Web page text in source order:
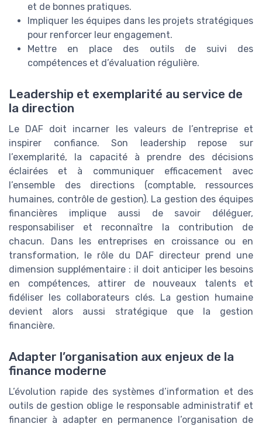
et de bonnes pratiques.
Impliquer les équipes dans les projets stratégiques
pour renforcer leur engagement.
Mettre en place des outils de suivi des
compétences et d’évaluation régulière.
Leadership et exemplarité au service de
la direction
Le DAF doit incarner les valeurs de l’entreprise et
inspirer confiance. Son leadership repose sur
l’exemplarité, la capacité à prendre des décisions
éclairées et à communiquer efficacement avec
l’ensemble des directions (comptable, ressources
humaines, contrôle de gestion). La gestion des équipes
financières implique aussi de savoir déléguer,
responsabiliser et reconnaître la contribution de
chacun. Dans les entreprises en croissance ou en
transformation, le rôle du DAF directeur prend une
dimension supplémentaire : il doit anticiper les besoins
en compétences, attirer de nouveaux talents et
fidéliser les collaborateurs clés. La gestion humaine
devient alors aussi stratégique que la gestion
financière.
Adapter l’organisation aux enjeux de la
finance moderne
L’évolution rapide des systèmes d’information et des
outils de gestion oblige le responsable administratif et
financier à adapter en permanence l’organisation de